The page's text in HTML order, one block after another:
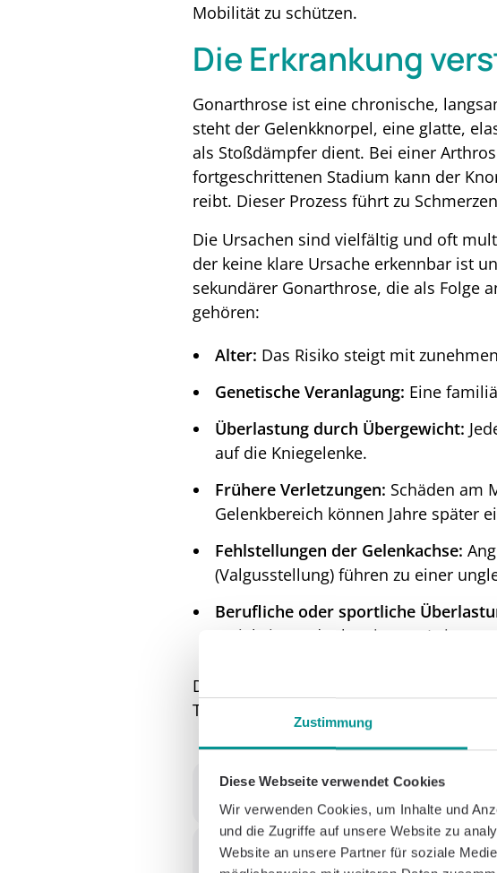
Zustimmung
Diese Webseite verwendet Cookies
Wir verwenden Cookies, um Inhalte und
und die Zugriffe auf unsere Website zu
Website an unsere Partner für soziale
Mobilität zu schützen.
Die Erkrankung
Gonarthrose ist eine chronische,
steht der Gelenkknorpel, eine glatte,
als Stoßdämpfer dient. Bei einer
fortgeschrittenen Stadium kann der
reibt. Dieser Prozess führt zu
Die Ursachen sind vielfältig und oft
der keine klare Ursache erkennbar ist
sekundärer Gonarthrose, die als Folge
gehören:
Alter: Das Risiko steigt mit
Genetische Veranlagung: Eine
Überlastung durch Übergewicht:
auf die Kniegelenke.
Frühere Verletzungen: Schäden am
Gelenkbereich können Jahre später
Fehlstellungen der Gelenkachse:
(Valgusstellung) führen zu einer
Berufliche oder sportliche
Tätigkeiten oder bestimmte
Die Erkrankung wirkt sich direkt auf
Treppensteigen oder das Aufstehen
Symptome und Diagnose
Die Symptome der Gonarthrose
Nicht jeder Patient erlebt alle
Behandlungswege